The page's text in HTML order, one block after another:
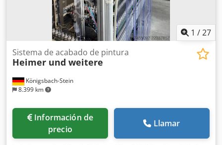
1 /27
Königsbach-Stein
8.399 km
Sistema de acabado de pintura
Heimer und weitere
Información de
precio
Llamar